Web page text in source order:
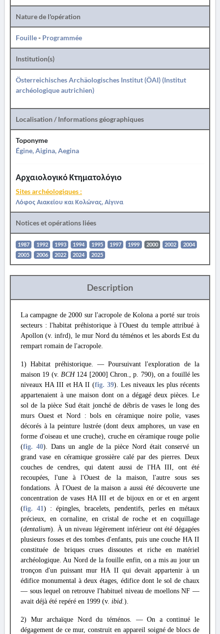
Nature de l'opération
Fouille- Programmée
Institution(s)
Österreichisches Archäologisches Institut (ÖAI) (Institut
archéologique autrichien)
Localisation / Informations géographiques
Toponyme
Égine, Aigina, Aegina
Αρχαιολογικό Κτηματολόγιο
Sites archéologiques :
Λόφος Αιακείου και Κολώνας, Αίγινα
Notices et opérations liées
1987 1992 1993 1994 1995 1997 1999 2000 2002
2004
2005
2006 2022 2024 2025
Description
La campagne de 2000 sur l'acropole de Kolona a porté sur trois
secteurs : l'habitat préhistorique à l'Ouest du temple attribué à
Apollon (v. infrd), le mur Nord du téménos et les abords Est du
rempart romain de l'acropole.
1) Habitat préhistorique. — Poursuivant l'exploration de la
maison 19 (v. BCH124 [2000] Chron., p. 790), on a fouillé les
niveaux HA III et HA II (fig. 39). Les niveaux les plus récents
appartenaient à une maison dont on a dégagé deux pièces. Le
sol de la pièce Sud était jonché de débris de vases le long des
murs Ouest et Nord : bols en céramique noire polie, vases
décorés à la peinture lustrée (dont deux amphores, un vase en
forme d'oiseau et une cruche), cruche en céramique rouge polie
(fig. 40). Dans un angle de la pièce Nord était conservé un
grand vase en céramique grossière calé par des pierres. Deux
couches de cendres, qui datent aussi de l'ΗΑ III, ont été
recoupées, l'une à l'Ouest de la maison, l'autre sous ses
fondations. À l'Ouest de la maison a aussi été découverte une
concentration de vases HA III et de bijoux en or et en argent
(fig. 41) : épingles, bracelets, pendentifs, perles en métaux
précieux, en cornaline, en cristal de roche et en coquillage
(dentalium). À un niveau légèrement inférieur ont été dégagées
plusieurs fosses et des tombes d'enfants, puis une couche HA II
constituée de briques crues dissoutes et riche en matériel
archéologique. Au Nord de la fouille enfin, on a mis au jour un
tronçon d'un puissant mur HA II qui devait appartenir à un
édifice monumental à deux étages, édifice dont le sol de chaux
— sous lequel on retrouve l'habituel niveau de moellons NF —
avait déjà été repéré en 1999 (v. ibid.).
2) Mur archaïque Nord du téménos. — On a continué le
dégagement de ce mur, construit en appareil soigné de blocs de